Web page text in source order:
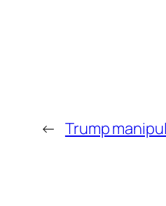
← Trump